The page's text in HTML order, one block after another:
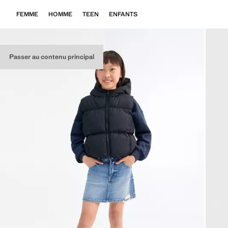
Passer au contenu principal
FEMME HOMME TEEN ENFANTS